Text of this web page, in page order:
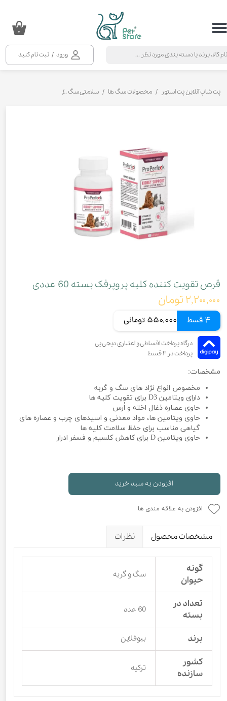
ورود / ثبت نام کنید
حساب کاربری من
خروج از حساب کاربری
۰
پت شاپ آنلاین پت استور محصولات سگ ها سلامتی سگ
قرص تقویت کننده کلیه پروپرفک بسته 60 عددی
۲,۲۰۰,۰۰۰ تومان
4 قسط 550,000 تومانی
مشخصات:
مخصوص انواع نژاد های سگ و گربه
دارای ویتامین D3 برای تقویت کلیه ها
حاوی عصاره ذغال اخته و اُرس
حاوی ویتامین ها، مواد معدنی و اسیدهای چرب و عصاره های
گیاهی مناسب برای حفظ سلامت کلیه ها
حاوی ویتامین D برای کاهش کلسیم و فسفر ادرار
افزودن به سبد خرید
افزودن به علاقه مندی ها
مشخصات محصول نظرات
گونه
حیوان
سگ و گربه
تعداد در
بسته
60 عدد
برند بیوفلاین
کشور
سازنده
ترکیه